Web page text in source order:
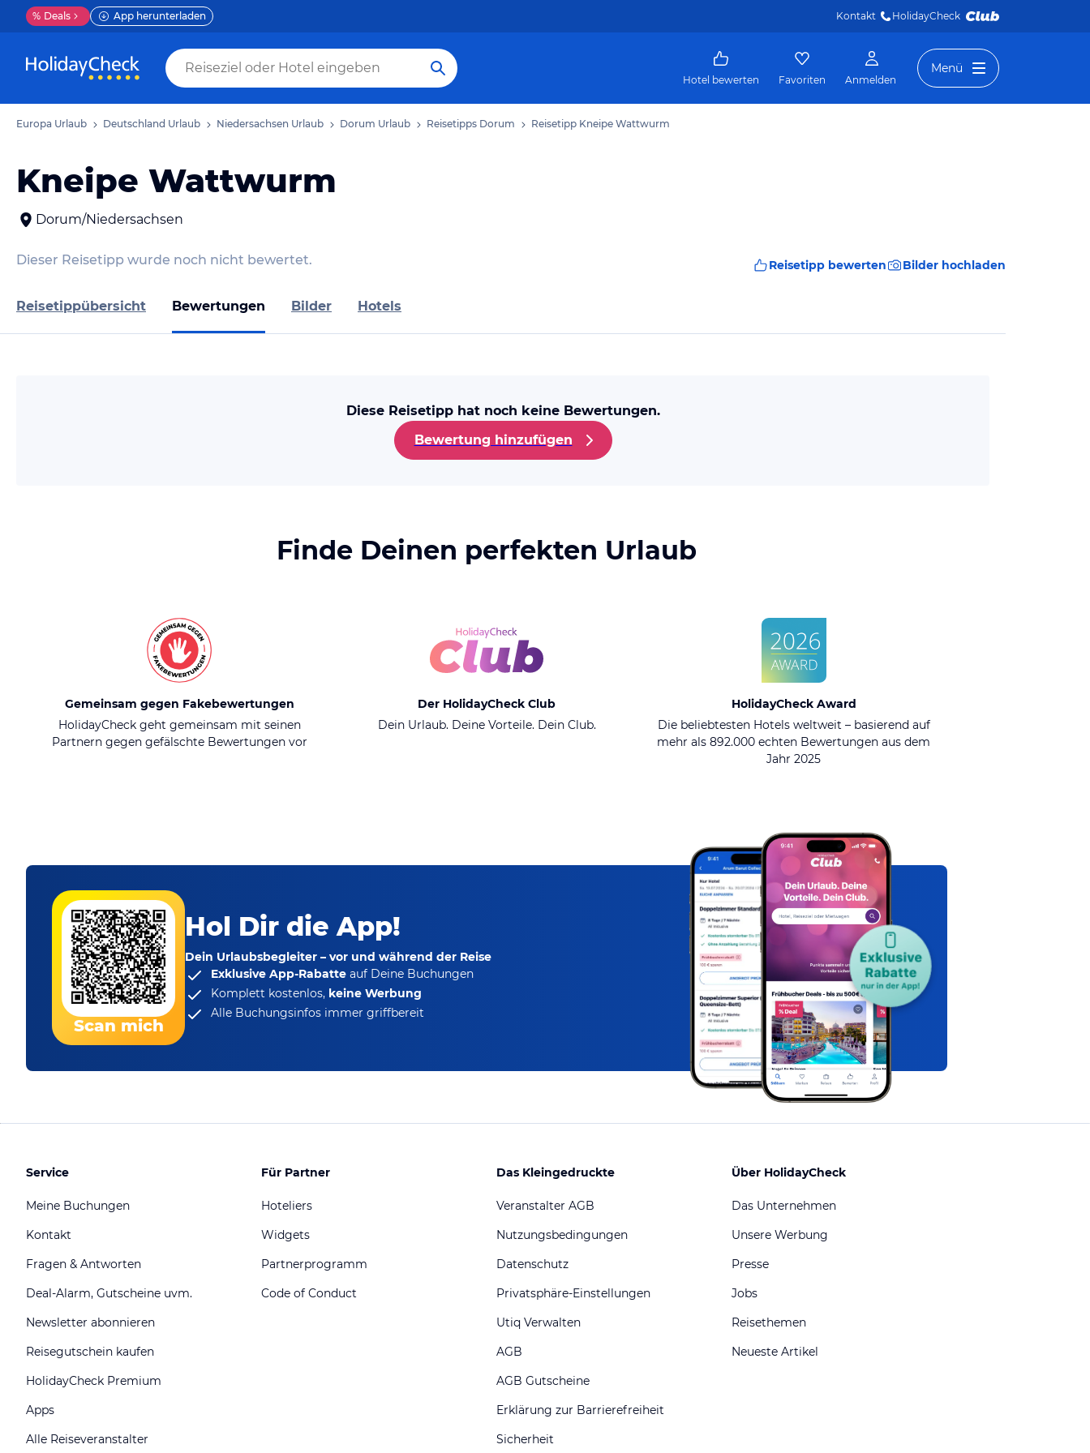
% Deals App herunterladen Kontakt HolidayCheck
Hotel bewerten Favoriten Anmelden
Menü
Europa Urlaub Deutschland Urlaub Niedersachsen Urlaub Dorum Urlaub Reisetipps Dorum Reisetipp Kneipe Wattwurm
Kneipe Wattwurm
Dorum/Niedersachsen
Dieser Reisetipp wurde noch nicht bewertet. Reisetipp bewerten Bilder hochladen
Reisetippübersicht Bewertungen Bilder Hotels
Diese Reisetipp hat noch keine Bewertungen.
Bewertung hinzufügen
Finde Deinen perfekten Urlaub
Gemeinsam gegen Fakebewertungen
HolidayCheck geht gemeinsam mit seinen
Partnern gegen gefälschte Bewertungen vor
Der HolidayCheck Club
Dein Urlaub. Deine Vorteile. Dein Club.
HolidayCheck Award
Die beliebtesten Hotels weltweit – basierend auf
mehr als 892.000 echten Bewertungen aus dem
Jahr 2025
Scan mich
Hol Dir die App!
Dein Urlaubsbegleiter – vor und während der Reise
Exklusive App-Rabatte auf Deine Buchungen
Komplett kostenlos, keine Werbung
Alle Buchungsinfos immer griffbereit
Service
Meine Buchungen
Kontakt
Fragen & Antworten
Deal-Alarm, Gutscheine uvm.
Newsletter abonnieren
Reisegutschein kaufen
HolidayCheck Premium
Apps
Alle Reiseveranstalter
Für Partner
Hoteliers
Widgets
Partnerprogramm
Code of Conduct
Das Kleingedruckte
Veranstalter AGB
Nutzungsbedingungen
Datenschutz
Privatsphäre-Einstellungen
Utiq Verwalten
AGB
AGB Gutscheine
Erklärung zur Barrierefreiheit
Sicherheit
Über HolidayCheck
Das Unternehmen
Unsere Werbung
Presse
Jobs
Reisethemen
Neueste Artikel